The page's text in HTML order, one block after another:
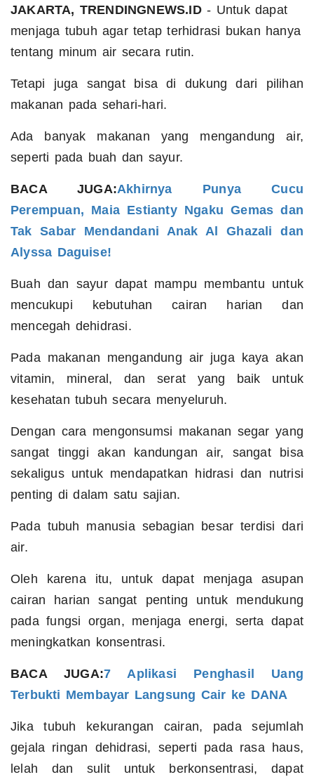
JAKARTA, TRENDINGNEWS.ID- Untuk dapat
menjaga tubuh agar tetap terhidrasi bukan hanya
tentang minum air secara rutin.
Tetapi juga sangat bisa di dukung dari pilihan
makanan pada sehari-hari.
Ada banyak makanan yang mengandung air,
seperti pada buah dan sayur.
BACA JUGA:Akhirnya Punya Cucu
Perempuan, Maia Estianty Ngaku Gemas dan
Tak Sabar Mendandani Anak Al Ghazali dan
Alyssa Daguise!
Buah dan sayur dapat mampu membantu untuk
mencukupi kebutuhan cairan harian dan
mencegah dehidrasi.
Pada makanan mengandung air juga kaya akan
vitamin, mineral, dan serat yang baik untuk
kesehatan tubuh secara menyeluruh.
Dengan cara mengonsumsi makanan segar yang
sangat tinggi akan kandungan air, sangat bisa
sekaligus untuk mendapatkan hidrasi dan nutrisi
penting di dalam satu sajian.
Pada tubuh manusia sebagian besar terdisi dari
air.
Oleh karena itu, untuk dapat menjaga asupan
cairan harian sangat penting untuk mendukung
pada fungsi organ, menjaga energi, serta dapat
meningkatkan konsentrasi.
BACA JUGA:7 Aplikasi Penghasil Uang
Terbukti Membayar Langsung Cair ke DANA
Jika tubuh kekurangan cairan, pada sejumlah
gejala ringan dehidrasi, seperti pada rasa haus,
lelah dan sulit untuk berkonsentrasi, dapat